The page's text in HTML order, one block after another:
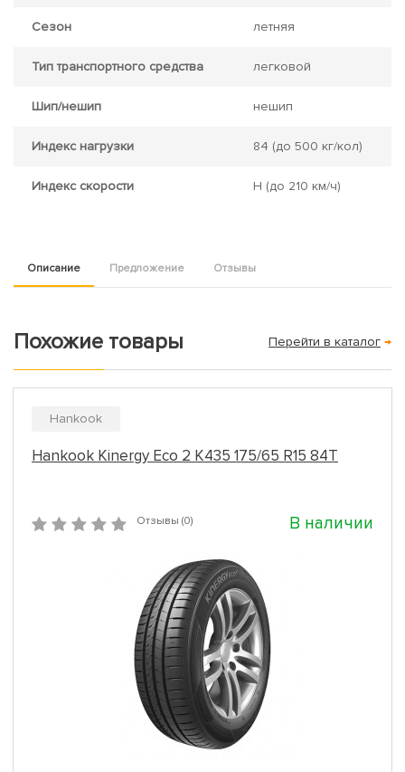
Сезон летняя
Тип транспортного средства легковой
Шип/нешип нешип
Индекс нагрузки 84 (до 500 кг/кол)
Индекс скорости H (до 210 км/ч)
Описание Предложение Отзывы
Похожие товары Перейти в каталог →
Hankook
Hankook Kinergy Eco 2 K435 175/65 R15 84T
Отзывы (0) В наличии